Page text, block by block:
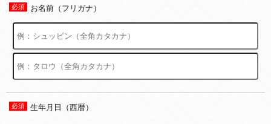
お名前（フリガナ）
生年月日（西暦）